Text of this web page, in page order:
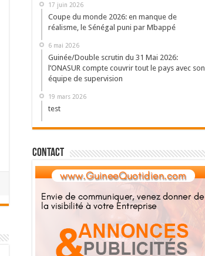
17 juin 2026
Coupe du monde 2026: en manque de
réalisme, le Sénégal puni par Mbappé
6 mai 2026
Guinée/Double scrutin du 31 Mai 2026:
l’ONASUR compte couvrir tout le pays avec son
équipe de supervision
19 mars 2026
test
Contact